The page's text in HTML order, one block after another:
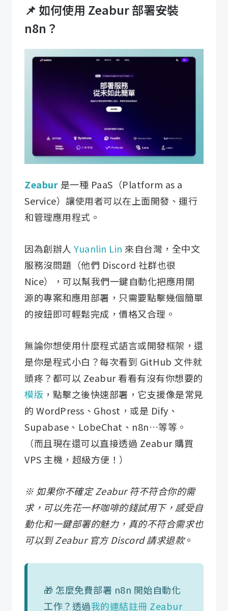
📌 如何使用 Zeabur 部署安裝
n8n？
Zeabur 是一種 PaaS（Platform as a
Service）讓使用者可以在上面開發、運行
和管理應用程式。
因為創辦人 Yuanlin Lin 來自台灣，全中文
服務沒問題（他們 Discord 社群也很
Nice），可以幫我們一鍵自動化把應用開
源的專案和應用部署，只需要點擊幾個簡單
的按鈕即可輕鬆完成，價格又合理。
無論你想使用什麼程式語言或開發框架，還
是你是程式小白？每次看到 GitHub 文件就
頭疼？都可以 Zeabur 看看有沒有你想要的
模版 ，點擊之後快速部署，它支援像是常見
的 WordPress、Ghost，或是 Dify、
Supabase、LobeChat、n8n…等等。
（而且現在還可以直接透過 Zeabur 購買
VPS 主機，超級方便！）
※ 如果你不確定 Zeabur 符不符合你的需
求，可以先花一杯咖啡的錢試用下，感受自
動化和一鍵部署的魅力，真的不符合需求也
可以到 Zeabur 官方 Discord 請求退款。
🎁 怎麼免費部署 n8n 開始自動化
工作？透過我的連結註冊 Zeabur